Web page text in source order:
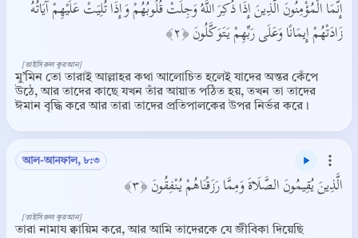
إِنَّمَا الْمُؤْمِنُونَ الَّذِينَ إِذَا ذُكِرَ اللَّهُ وَجِلَتْ قُلُوبُهُمْ وَإِذَا تُلِيَتْ عَلَيْهِمْ آيَاتُهُ
زَادَتْهُمْ إِيمَانًا وَعَلَى رَبِّهِمْ يَتَوَكَّلُونَ ﴿٢﴾
মু’মিন তো তারাই আল্লাহর কথা আলোচিত হলেই যাদের অন্তর কেঁপে
উঠে, আর তাদের কাছে যখন তাঁর আয়াত পঠিত হয়, তখন তা তাদের
ঈমান বৃদ্ধি করে আর তারা তাদের প্রতিপালকের উপর নির্ভর করে।
[তাইসিরুল কুরআন]
আল-আনফাল, ৮:৩
الَّذِينَ يُقِيمُونَ الصَّلَاةَ وَمِمَّا رَزَقْنَاهُمْ يُنْفِقُونَ ﴿٣﴾
তারা নামায ক্বায়িম করে, আর আমি তাদেরকে যে জীবিকা দিয়েছি
[তাইসিরুল কুরআন]